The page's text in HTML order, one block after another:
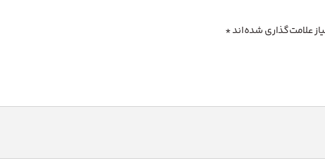
علامت‌گذاری شده‌اند*